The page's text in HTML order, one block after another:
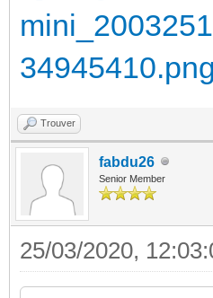
Trouver
fabdu26
Senior Member
25/03/2020,